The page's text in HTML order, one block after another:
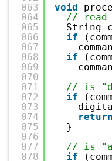
063
064
065
066
067
068
069
070
071
072
073
074
075
076
077
078
void
// read
String
if
if
// is
if
return
}
// is
if